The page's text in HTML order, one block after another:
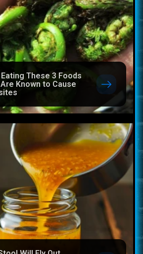
These 3 Foods
Known to Cause